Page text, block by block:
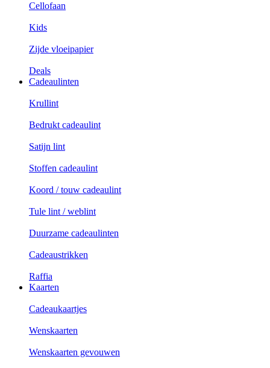
Cellofaan
Kids
Zijde vloeipapier
Deals
Cadeaulinten
Krullint
Bedrukt cadeaulint
Satijn lint
Stoffen cadeaulint
Koord / touw cadeaulint
Tule lint / weblint
Duurzame cadeaulinten
Cadeaustrikken
Raffia
Kaarten
Cadeaukaartjes
Wenskaarten
Wenskaarten gevouwen